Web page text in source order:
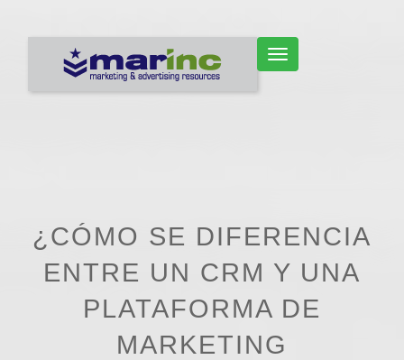
CAMBIAR NAVEGACIÓN
¿CÓMO SE DIFERENCIA
ENTRE UN CRM Y UNA
PLATAFORMA DE
MARKETING